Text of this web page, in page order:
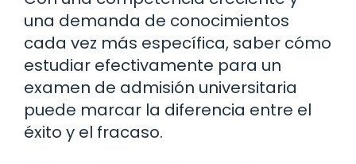
una demanda de conocimientos
cada vez más específica, saber cómo
estudiar efectivamente para un
examen de admisión universitaria
puede marcar la diferencia entre el
éxito y el fracaso.